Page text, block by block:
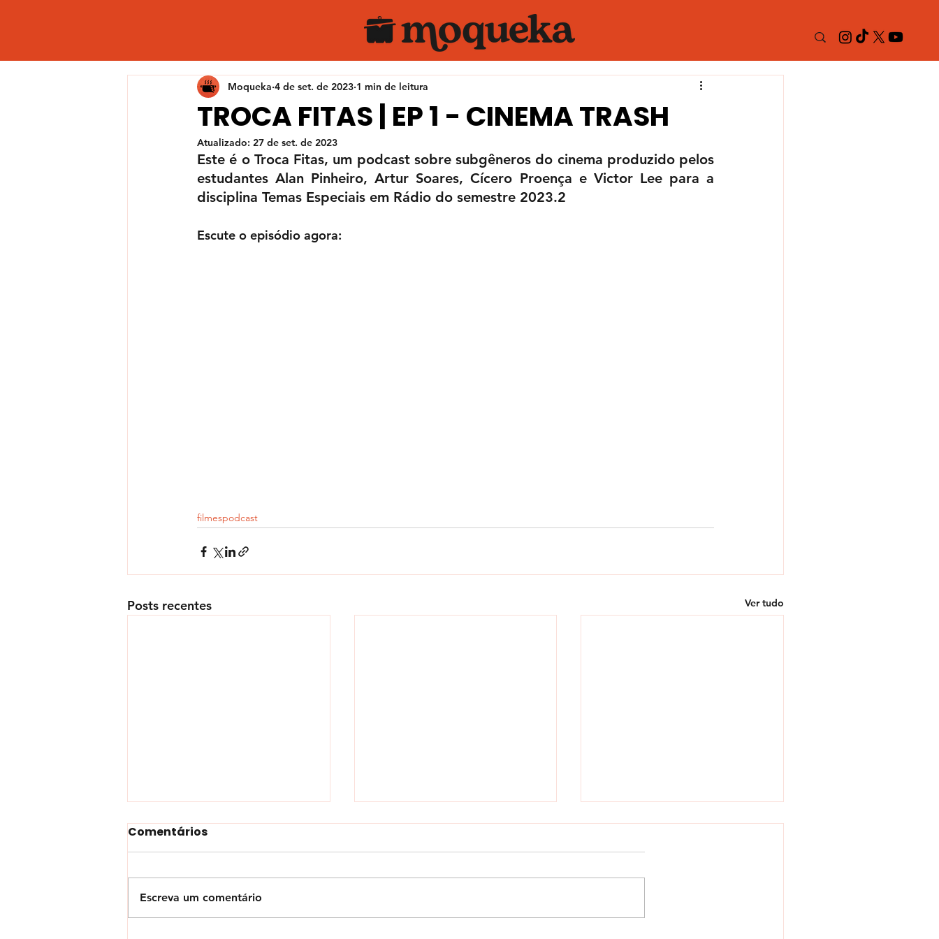
TROCA FITAS | EP 1 - CINEMA TRASH
Moqueka 4 de set. de 2023 1 min de leitura
Atualizado: 27 de set. de 2023
Este é o Troca Fitas, um podcast sobre subgêneros do cinema produzido pelos
estudantes Alan Pinheiro, Artur Soares, Cícero Proença e Victor Lee para a
disciplina Temas Especiais em Rádio do semestre 2023.2
Escute o episódio agora:
filmespodcast
Posts recentes Ver tudo
Comentários
Escreva um comentário